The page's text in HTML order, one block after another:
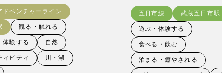
ドベンチャーライン
観る・触れる
体験する 自然
ィビティ 川・湖
五日市線 武蔵五日市駅
遊ぶ・体験する
食べる・飲む
泊まる・癒やされる